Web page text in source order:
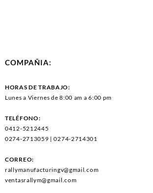
COMPAÑIA:
HORAS DE TRABAJO:
Lunes a Viernes de 8:00 am a 6:00 pm
TELÉFONO:
0412-5212445
0274-2713059 | 0274-2714301
CORREO:
rallymanufacturingv@gmail.com
ventasrallym@gmail.com